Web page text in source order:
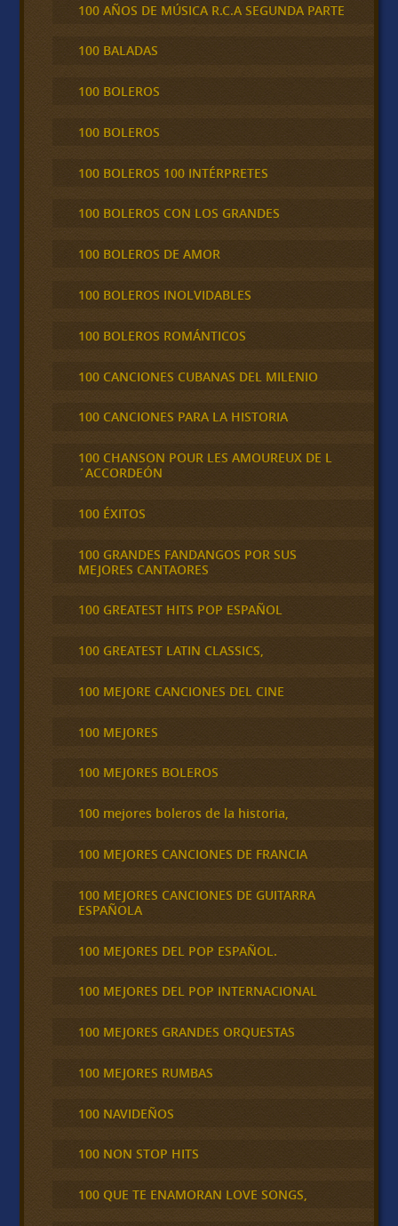
100 AÑOS DE MÚSICA R.C.A SEGUNDA PARTE
100 BALADAS
100 BOLEROS
100 BOLEROS
100 BOLEROS 100 INTÉRPRETES
100 BOLEROS CON LOS GRANDES
100 BOLEROS DE AMOR
100 BOLEROS INOLVIDABLES
100 BOLEROS ROMÁNTICOS
100 CANCIONES CUBANAS DEL MILENIO
100 CANCIONES PARA LA HISTORIA
100 CHANSON POUR LES AMOUREUX DE L
´ACCORDEÓN
100 ÉXITOS
100 GRANDES FANDANGOS POR SUS
MEJORES CANTAORES
100 GREATEST HITS POP ESPAÑOL
100 GREATEST LATIN CLASSICS,
100 MEJORE CANCIONES DEL CINE
100 MEJORES
100 MEJORES BOLEROS
100 mejores boleros de la historia,
100 MEJORES CANCIONES DE FRANCIA
100 MEJORES CANCIONES DE GUITARRA
ESPAÑOLA
100 MEJORES DEL POP ESPAÑOL.
100 MEJORES DEL POP INTERNACIONAL
100 MEJORES GRANDES ORQUESTAS
100 MEJORES RUMBAS
100 NAVIDEÑOS
100 NON STOP HITS
100 QUE TE ENAMORAN LOVE SONGS,